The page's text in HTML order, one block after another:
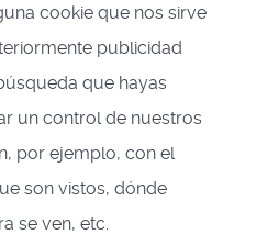
cookie que nos sirve
publicidad
que hayas
un control de nuestros
por ejemplo, con el
son vistos, dónde
se ven, etc.